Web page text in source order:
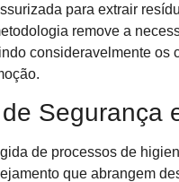
para extrair
remove a
consideravelmente
Segurança
de processos de
que abrangem